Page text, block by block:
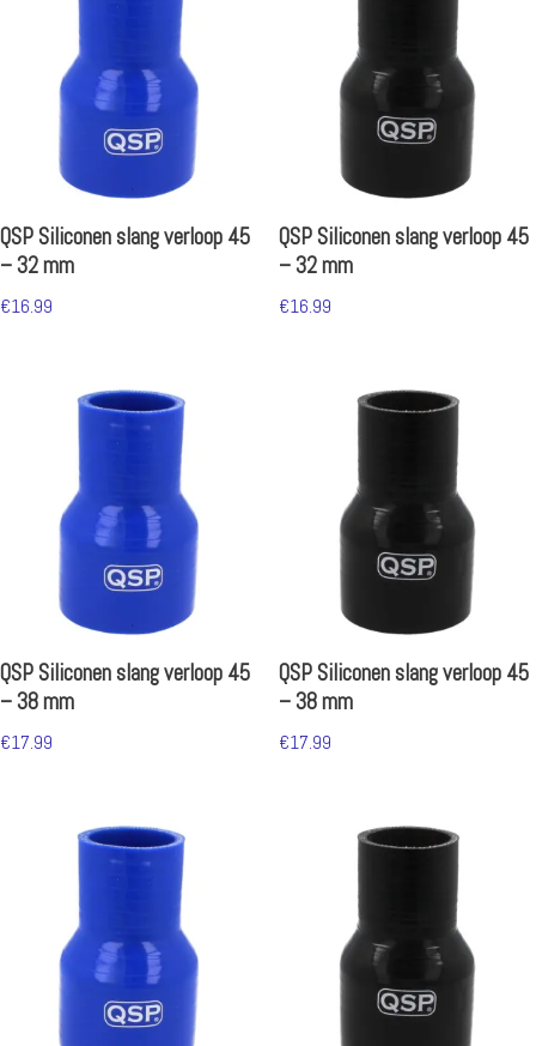
QSP Siliconen slang verloop 45
– 32 mm
€16.99
QSP Siliconen slang verloop 45
– 32 mm
€16.99
QSP Siliconen slang verloop 45
– 38 mm
€17.99
QSP Siliconen slang verloop 45
– 38 mm
€17.99